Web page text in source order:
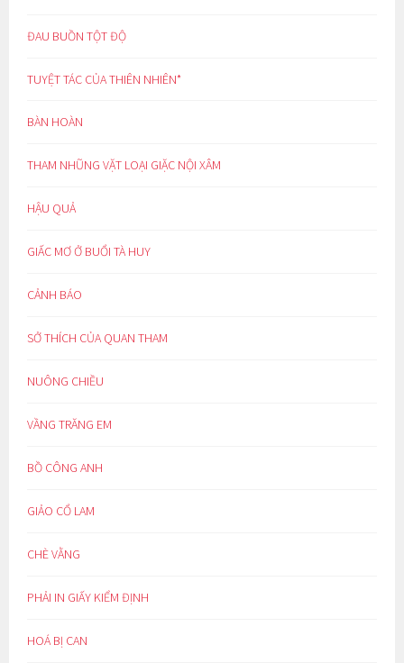
ĐAU BUỒN TỘT ĐỘ
TUYỆT TÁC CỦA THIÊN NHIÊN*
BÀN HOÀN
THAM NHŨNG VẶT LOẠI GIẶC NỘI XÂM
HẬU QUẢ
GIẤC MƠ Ở BUỔI TÀ HUY
CẢNH BÁO
SỞ THÍCH CỦA QUAN THAM
NUÔNG CHIỀU
VẦNG TRĂNG EM
BỒ CÔNG ANH
GIẢO CỔ LAM
CHÈ VẰNG
PHẢI IN GIẤY KIỂM ĐỊNH
HOÁ BỊ CAN